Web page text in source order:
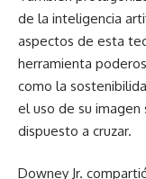
de la inteligencia
aspectos de esta
herramienta
como la
el uso de su
dispuesto a cruzar.
Downey Jr.